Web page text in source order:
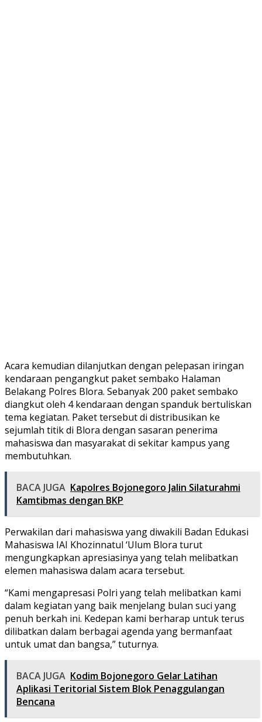
Acara kemudian dilanjutkan dengan pelepasan iringan
kendaraan pengangkut paket sembako Halaman
Belakang Polres Blora. Sebanyak 200 paket sembako
diangkut oleh 4 kendaraan dengan spanduk bertuliskan
tema kegiatan. Paket tersebut di distribusikan ke
sejumlah titik di Blora dengan sasaran penerima
mahasiswa dan masyarakat di sekitar kampus yang
membutuhkan.
BACA JUGA Kapolres Bojonegoro Jalin Silaturahmi
Kamtibmas dengan BKP
Perwakilan dari mahasiswa yang diwakili Badan Edukasi
Mahasiswa IAI Khozinnatul ‘Ulum Blora turut
mengungkapkan apresiasinya yang telah melibatkan
elemen mahasiswa dalam acara tersebut.
“Kami mengapresasi Polri yang telah melibatkan kami
dalam kegiatan yang baik menjelang bulan suci yang
penuh berkah ini. Kedepan kami berharap untuk terus
dilibatkan dalam berbagai agenda yang bermanfaat
untuk umat dan bangsa,” tuturnya.
BACA JUGA Kodim Bojonegoro Gelar Latihan
Aplikasi Teritorial Sistem Blok Penaggulangan
Bencana